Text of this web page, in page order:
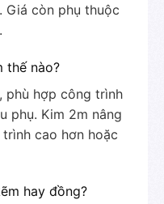
Giá còn phụ thuộc
thế nào?
phù hợp công trình
phụ. Kim 2m nâng
cao hơn hoặc
hay đồng?